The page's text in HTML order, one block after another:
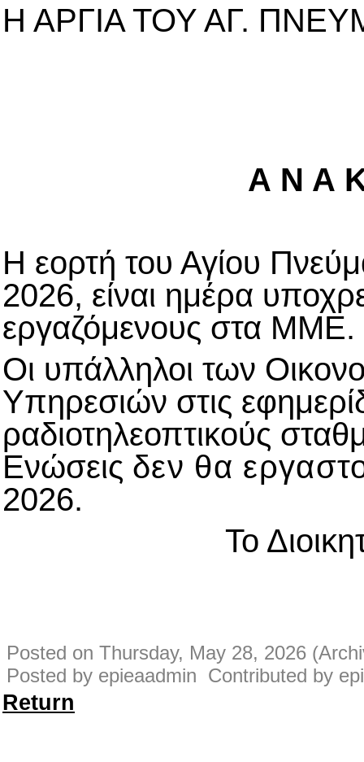
Η ΑΡΓΙΑ ΤΟΥ ΑΓ.
Α Ν Α
Η εορτή του Αγίου
2026, είναι ημέρα
εργαζόμενους στα ΜΜΕ.
Οι υπάλληλοι των
Υπηρεσιών στις
ραδιοτηλεοπτικούς
Ενώσεις δεν θα
2026.
Το
Posted on Thursday, May 28, 2026
Posted by epieaadmin Contributed by
Return